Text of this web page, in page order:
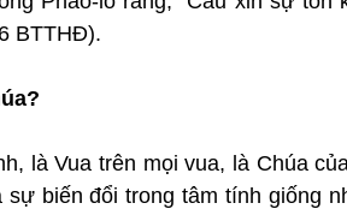
BTTHĐ).
là Vua trên mọi vua, là Chúa
biến đổi trong tâm tính giống